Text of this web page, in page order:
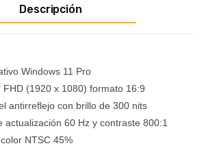
Descripción
Windows 11 Pro
FHD (1920 x 1080) formato 16:9
antirreflejo con brillo de 300 nits
actualización 60 Hz y contraste 800:1
NTSC 45%